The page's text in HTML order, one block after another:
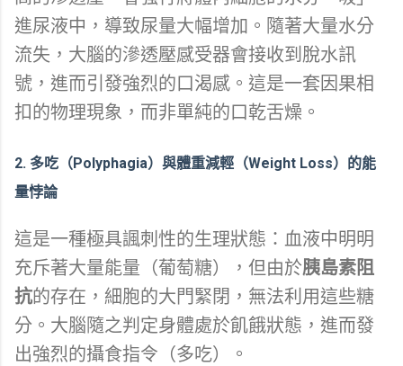
進尿液中，導致尿量大幅增加。隨著大量水分
流失，大腦的滲透壓感受器會接收到脫水訊
號，進而引發強烈的口渴感。這是一套因果相
扣的物理現象，而非單純的口乾舌燥。
2. 多吃（Polyphagia）與體重減輕（Weight Loss）的能
量悖論
這是一種極具諷刺性的生理狀態：血液中明明
充斥著大量能量（葡萄糖），但由於胰島素阻
抗的存在，細胞的大門緊閉，無法利用這些糖
分。大腦隨之判定身體處於飢餓狀態，進而發
出強烈的攝食指令（多吃）。